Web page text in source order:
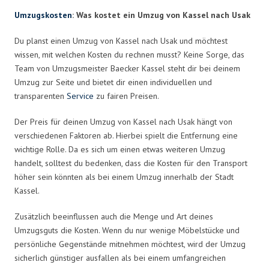
Umzugskosten: Was kostet ein Umzug von Kassel nach Usak
Du planst einen Umzug von Kassel nach Usak und möchtest
wissen, mit welchen Kosten du rechnen musst? Keine Sorge, das
Team von Umzugsmeister Baecker Kassel steht dir bei deinem
Umzug zur Seite und bietet dir einen individuellen und
transparenten Service zu fairen Preisen.
Der Preis für deinen Umzug von Kassel nach Usak hängt von
verschiedenen Faktoren ab. Hierbei spielt die Entfernung eine
wichtige Rolle. Da es sich um einen etwas weiteren Umzug
handelt, solltest du bedenken, dass die Kosten für den Transport
höher sein könnten als bei einem Umzug innerhalb der Stadt
Kassel.
Zusätzlich beeinflussen auch die Menge und Art deines
Umzugsguts die Kosten. Wenn du nur wenige Möbelstücke und
persönliche Gegenstände mitnehmen möchtest, wird der Umzug
sicherlich günstiger ausfallen als bei einem umfangreichen